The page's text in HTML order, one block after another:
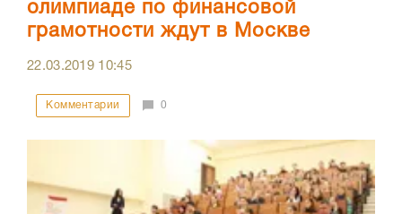
олимпиаде по финансовой
грамотности ждут в Москве
22.03.2019 10:45
Комментарии 0